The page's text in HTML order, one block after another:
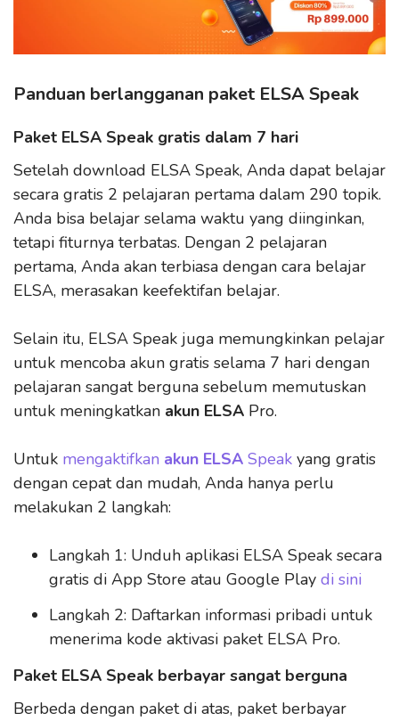
Panduan berlangganan paket ELSA Speak
Paket ELSA Speak gratis dalam 7 hari
Setelah download ELSA Speak, Anda dapat belajar
secara gratis 2 pelajaran pertama dalam 290 topik.
Anda bisa belajar selama waktu yang diinginkan,
tetapi fiturnya terbatas. Dengan 2 pelajaran
pertama, Anda akan terbiasa dengan cara belajar
ELSA, merasakan keefektifan belajar.
Selain itu, ELSA Speak juga memungkinkan pelajar
untuk mencoba akun gratis selama 7 hari dengan
pelajaran sangat berguna sebelum memutuskan
untuk meningkatkan akun ELSA Pro.
Untuk mengaktifkan akun ELSA Speak yang gratis
dengan cepat dan mudah, Anda hanya perlu
melakukan 2 langkah:
Langkah 1: Unduh aplikasi ELSA Speak secara
gratis di App Store atau Google Play di sini
Langkah 2: Daftarkan informasi pribadi untuk
menerima kode aktivasi paket ELSA Pro.
Paket ELSA Speak berbayar sangat berguna
Berbeda dengan paket di atas, paket berbayar